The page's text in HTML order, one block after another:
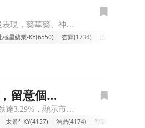
🔸新藥族群盤中顯著修正，類股整體表現承壓。 今日新藥族群盤中普遍走弱，類股跌幅達3.20%。觀察個股表現，藥華藥、神隆等跌勢較深，拖累整體族群氣勢。盤面上，資金有明顯轉出或觀望態勢，部分個股近期缺乏
極星藥業-KY(6550) 杏輝(1734) 浩鼎(4174)
留意個股
🔸新藥研發族群重挫，市場情緒謹慎與獲利了結壓力浮現。 新藥研發類股今日盤中表現疲軟，整體類股下跌達3.29%，顯示市場對於此高風險高報酬產業的態度轉趨謹慎。多數個股面臨賣壓，其中泰福-KY與藥華藥跌
太景*-KY(4157) 浩鼎(4174) 智擎(4162)